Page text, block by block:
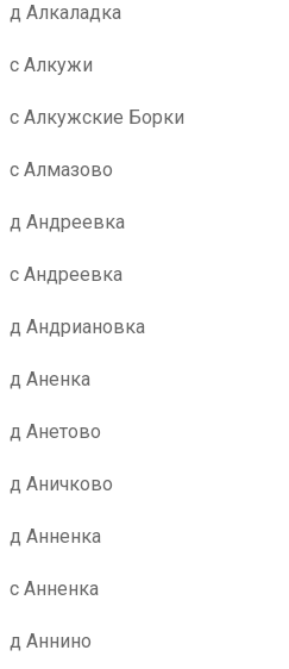
д Алкаладка
с Алкужи
с Алкужские Борки
с Алмазово
д Андреевка
с Андреевка
д Андриановка
д Аненка
д Анетово
д Аничково
д Анненка
с Анненка
д Аннино